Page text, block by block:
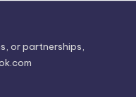
or partnerships,